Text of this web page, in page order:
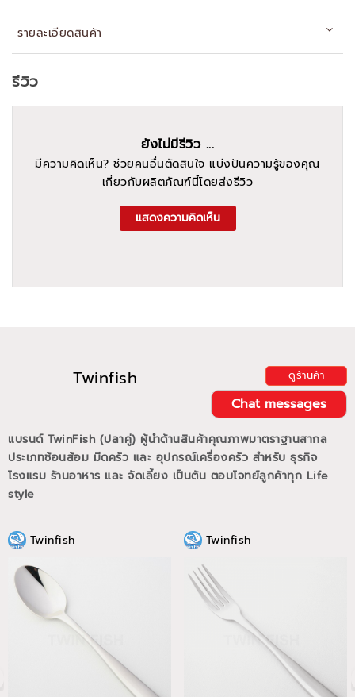
รายละเอียดสินค้า
Twinfish ดูร้านค้า
Chat messages
แบรนด์ TwinFish (ปลาคู่) ผู้นำด้านสินค้าคุณภาพมาตราฐานสากล
ประเภทช้อนส้อม มีดครัว และ อุปกรณ์เครื่องครัว สำหรับ ธุรกิจ
โรงแรม ร้านอาหาร และ จัดเลี้ยง เป็นต้น ตอบโจทย์ลูกค้าทุก Life
style
Twinfish Twinfish
รีวิว
ยังไม่มีรีวิว ...
มีความคิดเห็น? ช่วยคนอื่นตัดสินใจ แบ่งปันความรู้ของคุณ
เกี่ยวกับผลิตภัณฑ์นี้โดยส่งรีวิว
แสดงความคิดเห็น